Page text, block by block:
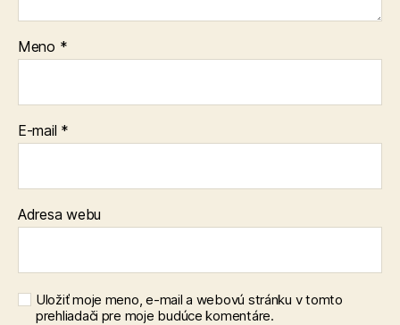
Meno *
E-mail *
Adresa webu
Uložiť moje meno, e-mail a webovú stránku v tomto
prehliadači pre moje budúce komentáre.